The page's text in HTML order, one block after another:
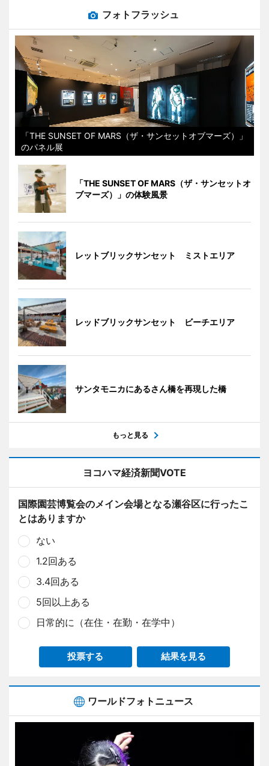
フォトフラッシュ
「THE SUNSET OF MARS（ザ・サンセットオブマーズ）」
のパネル展
「THE SUNSET OF MARS（ザ・サンセットオ
ブマーズ）」の体験風景
レットブリックサンセット ミストエリア
レッドブリックサンセット ビーチエリア
サンタモニカにあるさん橋を再現した橋
もっと見る
ヨコハマ経済新聞VOTE
国際園芸博覧会のメイン会場となる瀬谷区に行ったこ
とはありますか
ない
1.2回ある
3.4回ある
5回以上ある
日常的に（在住・在勤・在学中）
投票する 結果を見る
ワールドフォトニュース